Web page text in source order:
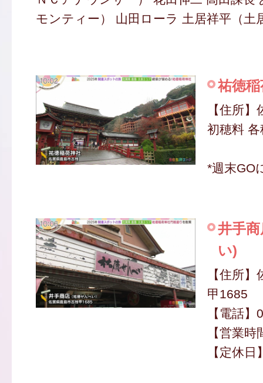
モンティー） 山田ローラ 土居祥平（土
祐徳
【住所
初穂料
*週末GO
井手
い)
【住所
甲1685
【電話
【営業
【定休